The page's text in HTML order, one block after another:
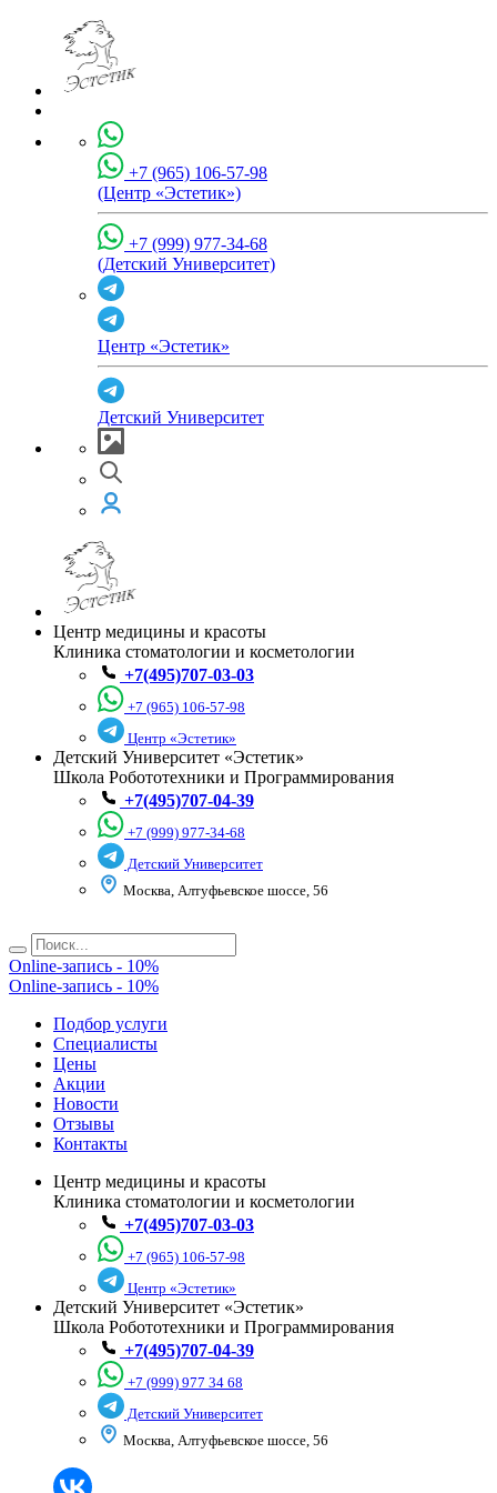
+7 (965) 106-57-98
(Центр «Эстетик»)
+7 (999) 977-34-68
(Детский Университет)
Центр «Эстетик»
Детский Университет
Центр медицины и красоты
Клиника стоматологии и косметологии
+7(495)707-03-03
+7 (965) 106-57-98
Центр «Эстетик»
Детский Университет «Эстетик»
Школа Робототехники и Программирования
+7(495)707-04-39
+7 (999) 977-34-68
Детский Университет
Москва, Алтуфьевское шоссе, 56
Online-запись - 10%
Online-запись - 10%
Подбор услуги
Специалисты
Цены
Акции
Новости
Отзывы
Контакты
Центр медицины и красоты
Клиника стоматологии и косметологии
+7(495)707-03-03
+7 (965) 106-57-98
Центр «Эстетик»
Детский Университет «Эстетик»
Школа Робототехники и Программирования
+7(495)707-04-39
+7 (999) 977 34 68
Детский Университет
Москва, Алтуфьевское шоссе, 56